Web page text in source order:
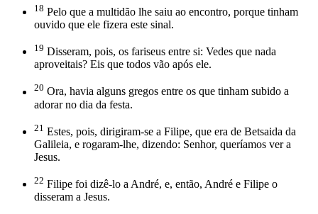
18 Pelo que a multidão lhe saiu ao encontro, porque tinham
ouvido que ele fizera este sinal.
19 Disseram, pois, os fariseus entre si: Vedes que nada
aproveitais? Eis que todos vão após ele.
20 Ora, havia alguns gregos entre os que tinham subido a
adorar no dia da festa.
21 Estes, pois, dirigiram-se a Filipe, que era de Betsaida da
Galileia, e rogaram-lhe, dizendo: Senhor, queríamos ver a
Jesus.
22 Filipe foi dizê-lo a André, e, então, André e Filipe o
disseram a Jesus.